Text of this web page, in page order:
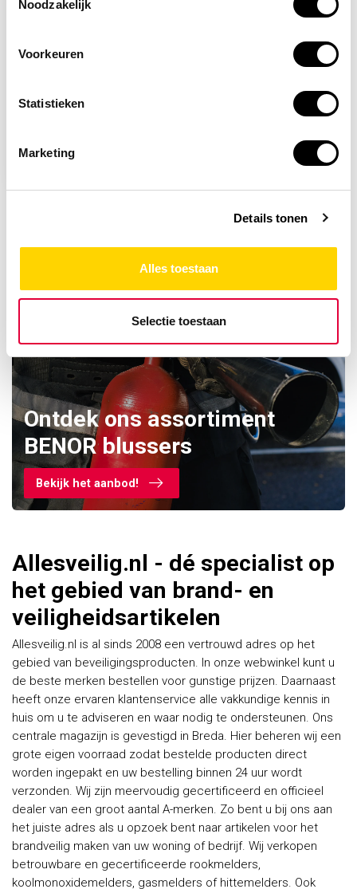
Noodzakelijk
Voorkeuren
Statistieken
Marketing
Details tonen
Alles toestaan
Selectie toestaan
Brandslang panorama
Ontdek ons assortiment
BENOR blussers
Bekijk het aanbod!
Allesveilig.nl - dé specialist op
het gebied van brand- en
veiligheidsartikelen
Allesveilig.nl is al sinds 2008 een vertrouwd adres op het
gebied van beveiligingsproducten. In onze webwinkel kunt u
de beste merken bestellen voor gunstige prijzen. Daarnaast
heeft onze ervaren klantenservice alle vakkundige kennis in
huis om u te adviseren en waar nodig te ondersteunen. Ons
centrale magazijn is gevestigd in Breda. Hier beheren wij een
grote eigen voorraad zodat bestelde producten direct
worden ingepakt en uw bestelling binnen 24 uur wordt
verzonden. Wij zijn meervoudig gecertificeerd en officieel
dealer van een groot aantal A-merken. Zo bent u bij ons aan
het juiste adres als u opzoek bent naar artikelen voor het
brandveilig maken van uw woning of bedrijf. Wij verkopen
betrouwbare en gecertificeerde rookmelders,
koolmonoxidemelders, gasmelders of hittemelders. Ook